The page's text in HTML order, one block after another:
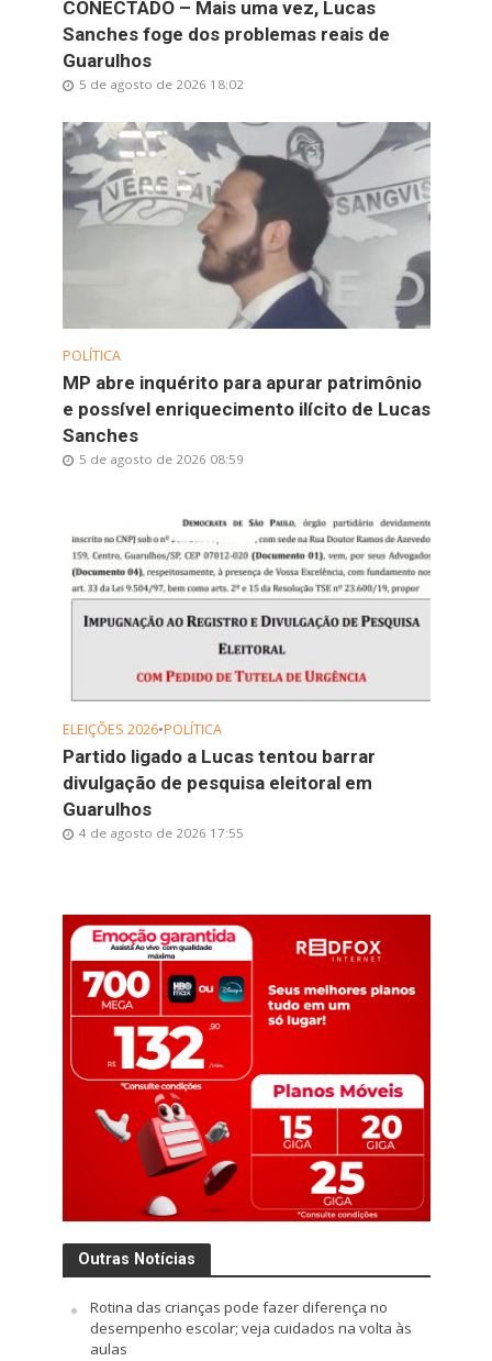
CONECTADO – Mais uma vez, Lucas
Sanches foge dos problemas reais de
Guarulhos
5 de agosto de 2026 18:02
POLÍTICA
MP abre inquérito para apurar patrimônio
e possível enriquecimento ilícito de Lucas
Sanches
5 de agosto de 2026 08:59
ELEIÇÕES 2026•POLÍTICA
Partido ligado a Lucas tentou barrar
divulgação de pesquisa eleitoral em
Guarulhos
4 de agosto de 2026 17:55
Outras Notícias
Rotina das crianças pode fazer diferença no
desempenho escolar; veja cuidados na volta às
aulas